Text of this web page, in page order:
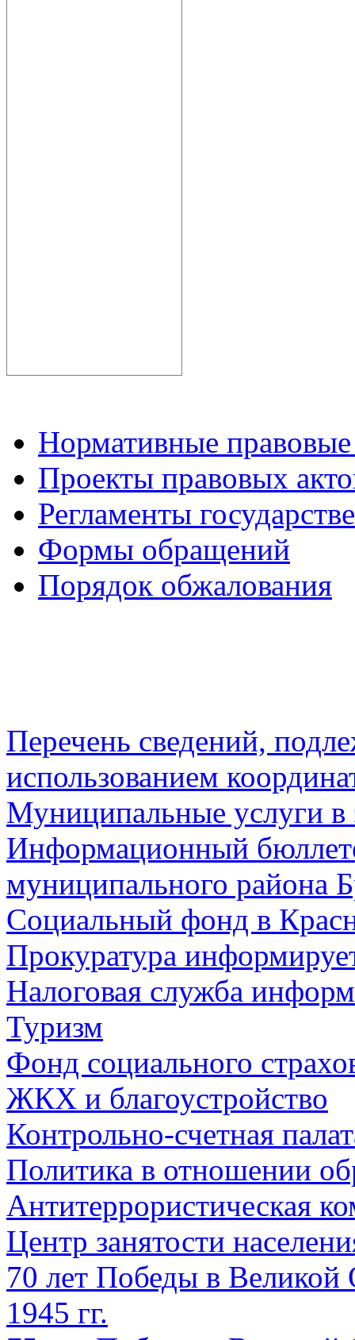
Нормативные
Проекты правовых
Регламенты
Формы обращений
Порядок обжалования
Перечень сведений,
использованием
Муниципальные услуги в
Информационный
муниципального района
Социальный фонд в
Прокуратура
Налоговая служба
Туризм
Фонд социального
ЖКХ и благоустройство
Контрольно-счетная
Политика в отношении
Антитеррористическая
Центр занятости
70 лет Победы в Великой
1945 гг.